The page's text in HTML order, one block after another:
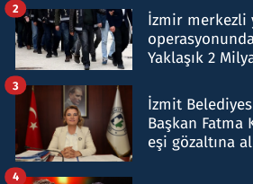
İzmir merkezli
Yaklaşık 2
2
İzmit
Başkan Fatma
eşi gözaltına
3
4